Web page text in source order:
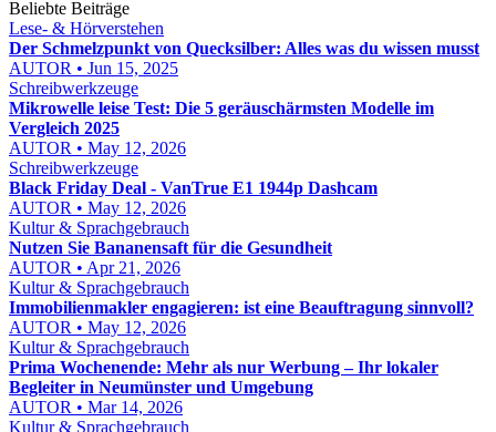
Beliebte Beiträge
Lese- & Hörverstehen
Der Schmelzpunkt von Quecksilber: Alles was du wissen musst
AUTOR • Jun 15, 2025
Schreibwerkzeuge
Mikrowelle leise Test: Die 5 geräuschärmsten Modelle im
Vergleich 2025
AUTOR • May 12, 2026
Schreibwerkzeuge
Black Friday Deal - VanTrue E1 1944p Dashcam
AUTOR • May 12, 2026
Kultur & Sprachgebrauch
Nutzen Sie Bananensaft für die Gesundheit
AUTOR • Apr 21, 2026
Kultur & Sprachgebrauch
Immobilienmakler engagieren: ist eine Beauftragung sinnvoll?
AUTOR • May 12, 2026
Kultur & Sprachgebrauch
Prima Wochenende: Mehr als nur Werbung – Ihr lokaler
Begleiter in Neumünster und Umgebung
AUTOR • Mar 14, 2026
Kultur & Sprachgebrauch